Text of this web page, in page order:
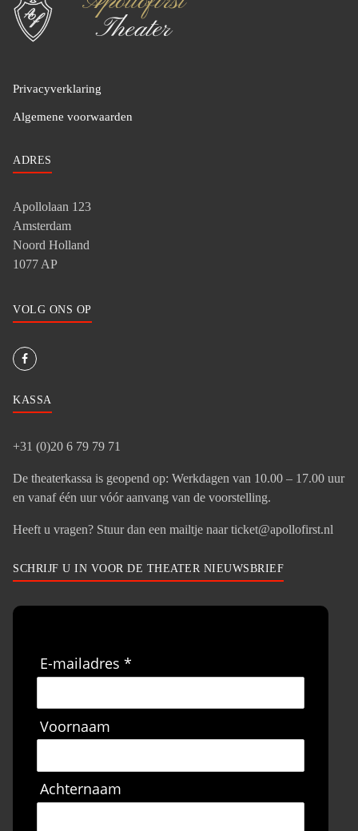
Privacyverklaring
Algemene voorwaarden
ADRES
Apollolaan 123
Amsterdam
Noord Holland
1077 AP
VOLG ONS OP
KASSA
+31 (0)20 6 79 79 71
De theaterkassa is geopend op: Werkdagen van 10.00 – 17.00 uur
en vanaf één uur vóór aanvang van de voorstelling.
Heeft u vragen? Stuur dan een mailtje naar ticket@apollofirst.nl
SCHRIJF U IN VOOR DE THEATER NIEUWSBRIEF
E-mailadres *
Voornaam
Achternaam